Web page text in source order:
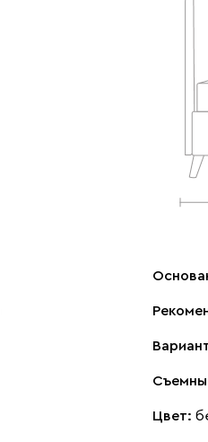
Цвет: